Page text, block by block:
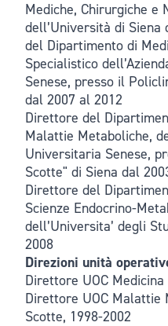
Mediche, Chirurgiche e
dell’Università di
del Dipartimento di
Specialistico
Senese, presso il
dal 2007 al 2012
Direttore del
Malattie Metaboliche,
Universitaria Senese,
Scotte" di Siena dal
Direttore del
Scienze Endocrino-
dell’Universita’ degli
2008
Direzioni unità
Direttore UOC
Direttore UOC Malattie
Scotte, 1998-2002